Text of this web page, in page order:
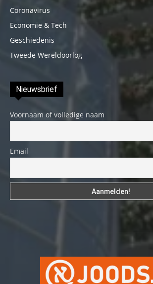
Coronavirus
Economie & Tech
Geschiedenis
Tweede Wereldoorlog
Nieuwsbrief
Voornaam of volledige naam
Email